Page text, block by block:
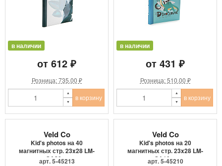
в наличии
от 612 ₽
Розница: 735.00 ₽
в корзину
в наличии
от 431 ₽
Розница: 510.00 ₽
в корзину
Veld Co
Kid's photos на 40
магнитных стр. 23x28 LM-
SA20 ...
арт. 5-45213
Veld Co
Kid's photos на 20
магнитных стр. 23x28 LM-
SA10 ...
арт. 5-45210